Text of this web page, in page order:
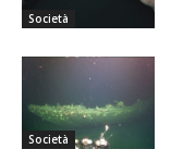
Società
Società